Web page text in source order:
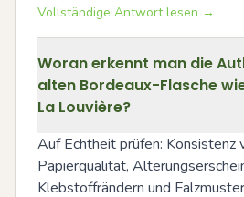
Vollständige Antwort lesen →
Woran erkennt man die
alten Bordeaux-Flasche
La Louvière?
Auf Echtheit prüfen: Konsistenz
Papierqualität,
Klebstoffrändern und